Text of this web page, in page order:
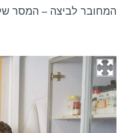
המחובר לביצה – המסר